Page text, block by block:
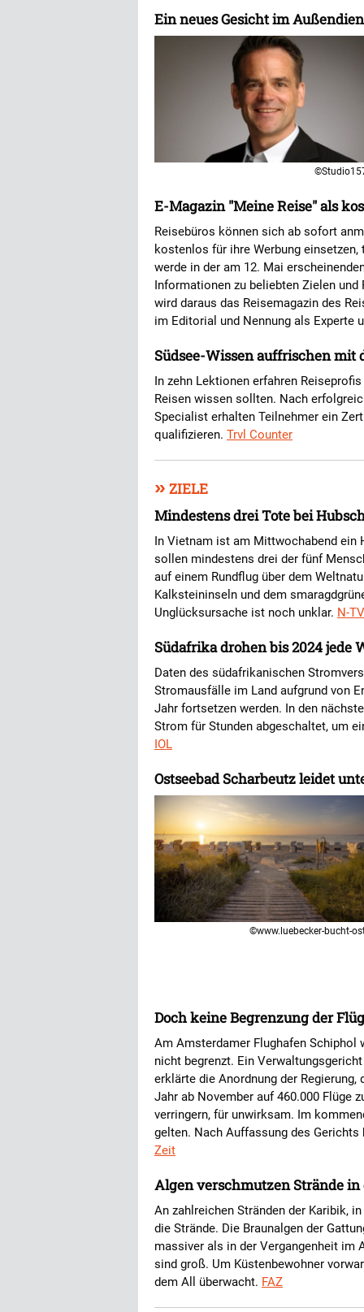
Ein neues Gesicht im
E-Magazin "Meine Reise" als
Reisebüros können sich ab sofort
kostenlos für ihre Werbung
werde in der am 12. Mai
Informationen zu beliebten Zielen
wird daraus das Reisemagazin des
im Editorial und Nennung als Experte
Südsee-Wissen auffrischen mit
In zehn Lektionen erfahren
Reisen wissen sollten. Nach
Specialist erhalten Teilnehmer ein
qualifizieren. Trvl Counter
» ZIELE
Mindestens drei Tote bei
In Vietnam ist am Mittwochabend ein
sollen mindestens drei der fünf
auf einem Rundflug über dem
Kalksteininseln und dem
Unglücksursache ist noch unklar. N-TV
Südafrika drohen bis 2024 jede
Daten des südafrikanischen
Stromausfälle im Land aufgrund von
Jahr fortsetzen werden. In den
Strom für Stunden abgeschaltet, um
IOL
Ostseebad Scharbeutz leidet
©www.luebecker-bucht-
Doch keine Begrenzung der
Am Amsterdamer Flughafen Schiphol
nicht begrenzt. Ein
erklärte die Anordnung der
Jahr ab November auf 460.000 Flüge
verringern, für unwirksam. Im
gelten. Nach Auffassung des
Zeit
Algen verschmutzen Strände
An zahlreichen Stränden der Karibik,
die Strände. Die Braunalgen der
massiver als in der Vergangenheit im
sind groß. Um Küstenbewohner
dem All überwacht. FAZ